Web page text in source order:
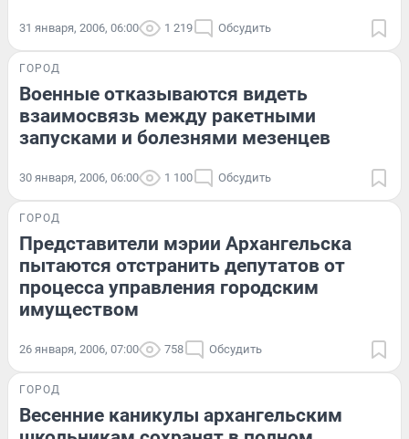
31 января, 2006, 06:00 1 219 Обсудить
ГОРОД
Военные отказываются видеть
взаимосвязь между ракетными
запусками и болезнями мезенцев
30 января, 2006, 06:00 1 100 Обсудить
ГОРОД
Представители мэрии Архангельска
пытаются отстранить депутатов от
процесса управления городским
имуществом
26 января, 2006, 07:00 758 Обсудить
ГОРОД
Весенние каникулы архангельским